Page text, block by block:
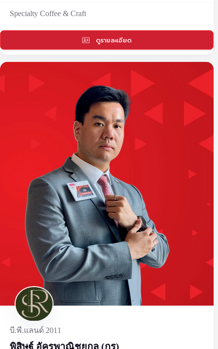
Specialty Coffee & Craft
ดูรายละเอียด
บี.พี.แลนด์ 2011
พิสิษฐ์ อัครพาณิชยกุล (กร)